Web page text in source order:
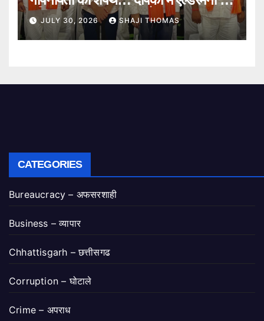
गरिमामय शपथ ग्रहण समारोह।
JULY 30, 2026 SHAJI THOMAS
CATEGORIES
Bureaucracy – अफसरशाही
Business – व्यापार
Chhattisgarh – छत्तीसगढ
Corruption – घोटाले
Crime – अपराध